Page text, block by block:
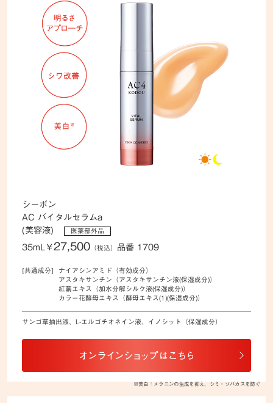
シーボン
AC バイタルセラムa
(美容液)
医薬部外品
35mL ￥ 27,500（税込） 品番 1709
[共通成分]
ナイアシンアミド（有効成分）
アスタキサンチン（アスタキサンチン液(保湿成分)）
紅繭エキス（加水分解シルク液(保湿成分)）
カラー花酵母エキス（酵母エキス(1)(保湿成分)）
サンゴ草抽出液、L-エルゴチオネイン液、イノシット（保湿成分）
※美白：メラニンの生成を抑え、シミ・ソバカスを防ぐ